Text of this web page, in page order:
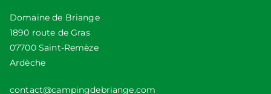
Domaine de Briange
1890 route de Gras
07700 Saint-Remèze
Ardèche
contact@campingdebriange.com